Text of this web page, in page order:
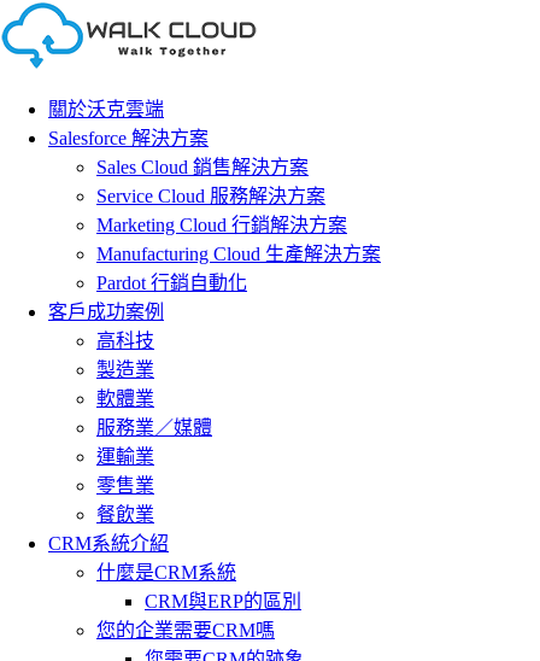
Skip
to
content
關於沃克雲端
Salesforce 解決方案
Sales Cloud 銷售解決方案
Service Cloud 服務解決方案
Marketing Cloud 行銷解決方案
Manufacturing Cloud 生產解決方案
Pardot 行銷自動化
客戶成功案例
高科技
製造業
軟體業
服務業／媒體
運輸業
零售業
餐飲業
CRM系統介紹
什麼是CRM系統
CRM與ERP的區別
您的企業需要CRM嗎